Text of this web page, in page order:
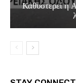
Καθυστερεί η